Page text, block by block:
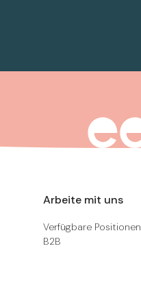
Arbeite mit uns
Verfügbare Positionen
B2B